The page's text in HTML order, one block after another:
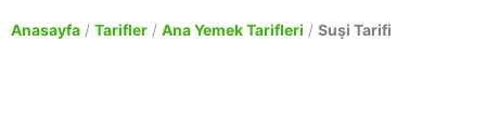
Anasayfa / Tarifler / Ana Yemek Tarifleri / Suşi Tarifi